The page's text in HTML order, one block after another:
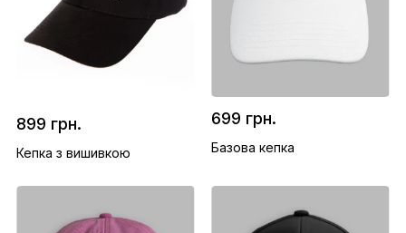
899 грн.
Кепка з вишивкою
699 грн.
Базова кепка